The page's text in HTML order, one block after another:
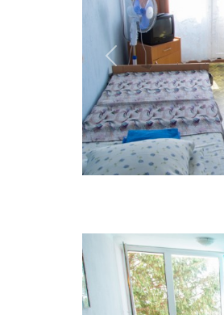
Previous